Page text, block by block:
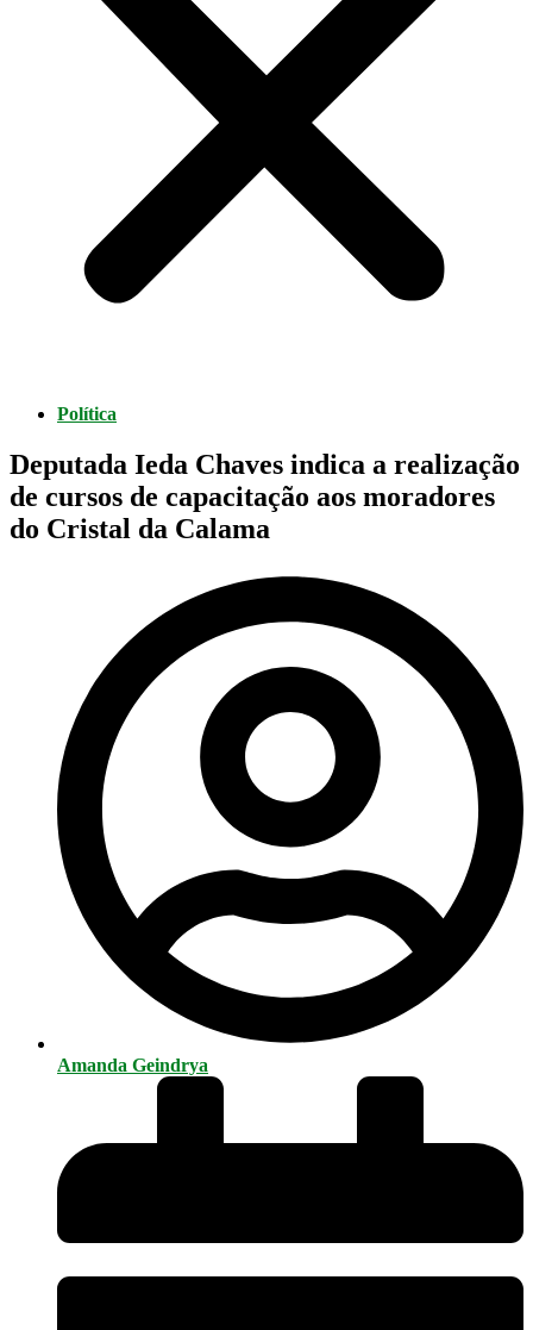
Política
Deputada Ieda Chaves indica a realização
de cursos de capacitação aos moradores
do Cristal da Calama
Amanda Geindrya